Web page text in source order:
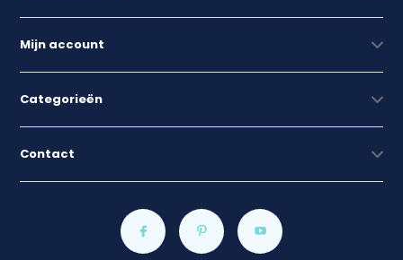
Mijn account
Categorieën
Contact